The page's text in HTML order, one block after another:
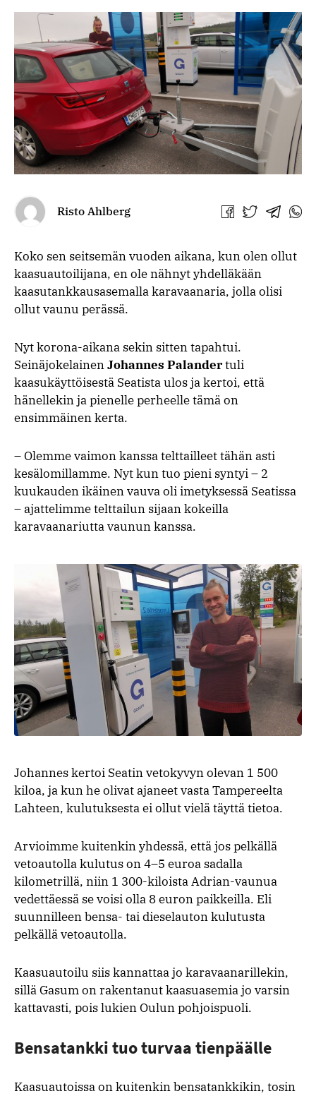
Risto Ahlberg
Jaa Jaa Jaa Jaa
Koko sen seitsemän vuoden aikana, kun olen ollut
kaasuautoilijana, en ole nähnyt yhdelläkään
kaasutankkausasemalla karavaanaria, jolla olisi
ollut vaunu perässä.
Nyt korona-aikana sekin sitten tapahtui.
SeinäjokelainenJohannes Palandertuli
kaasukäyttöisestä Seatista ulos ja kertoi, että
hänellekin ja pienelle perheelle tämä on
ensimmäinen kerta.
– Olemme vaimon kanssa telttailleet tähän asti
kesälomillamme. Nyt kun tuo pieni syntyi – 2
kuukauden ikäinen vauva oli imetyksessä Seatissa
– ajattelimme telttailun sijaan kokeilla
karavaanariutta vaunun kanssa.
Johannes kertoi Seatin vetokyvyn olevan 1 500
kiloa, ja kun he olivat ajaneet vasta Tampereelta
Lahteen, kulutuksesta ei ollut vielä täyttä tietoa.
Arvioimme kuitenkin yhdessä, että jos pelkällä
vetoautolla kulutus on 4–5 euroa sadalla
kilometrillä, niin 1 300-kiloista Adrian-vaunua
vedettäessä se voisi olla 8 euron paikkeilla. Eli
suunnilleen bensa- tai dieselauton kulutusta
pelkällä vetoautolla.
Kaasuautoilu siis kannattaa jo karavaanarillekin,
sillä Gasum on rakentanut kaasuasemia jo varsin
kattavasti, pois lukien Oulun pohjoispuoli.
Bensatankki tuo turvaa tienpäälle
Kaasuautoissa on kuitenkin bensatankkikin, tosin